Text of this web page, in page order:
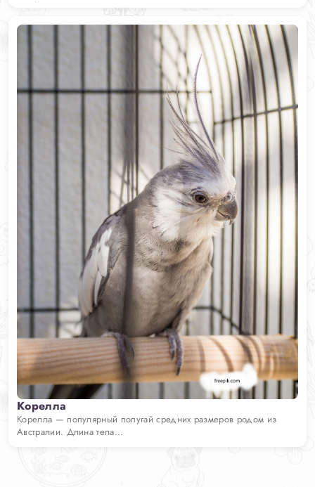
Корелла
Корелла — популярный попугай средних размеров родом из
Австралии. Длина тела...